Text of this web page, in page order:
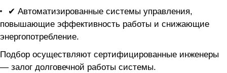
✔ Автоматизированные системы управления,
повышающие эффективность работы и снижающие
энергопотребление.
Подбор осуществляют сертифицированные инженеры
— залог долговечной работы системы.